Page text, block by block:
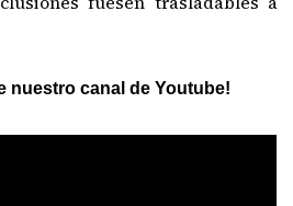
nuestro canal de Youtube!